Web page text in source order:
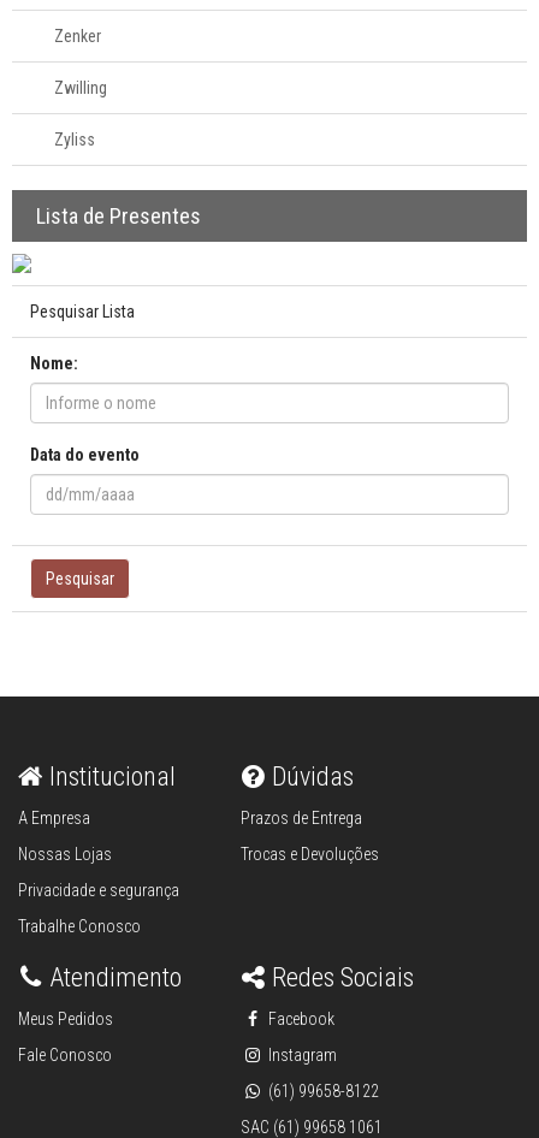
Zenker
Zwilling
Zyliss
Lista de Presentes
Pesquisar Lista
Nome:
Data do evento
Pesquisar
Institucional
A Empresa
Nossas Lojas
Privacidade e segurança
Trabalhe Conosco
Dúvidas
Prazos de Entrega
Trocas e Devoluções
Atendimento
Meus Pedidos
Fale Conosco
Redes Sociais
Facebook
Instagram
(61) 99658-8122
SAC (61) 99658 1061